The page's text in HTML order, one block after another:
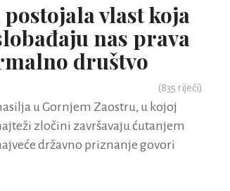
vlast koja
nas prava
društvo
(835 riječi)
u Gornjem Zaostru, u kojoj
zločini završavaju ćutanjem
državno priznanje govori